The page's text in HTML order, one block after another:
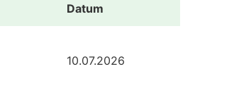
Datum
10.07.2026